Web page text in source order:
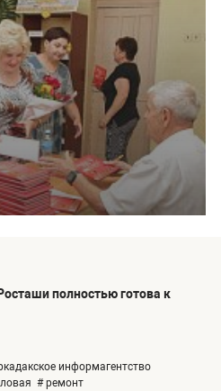
полностью готова к
информагентство
# ремонт